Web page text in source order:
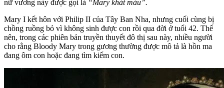
nữ vương này được gọi là “Mary khát máu”.
Mary I kết hôn với Philip II của Tây Ban Nha, nhưng cuối cùng bị
chồng ruồng bỏ vì không sinh được con rồi qua đời ở tuổi 42. Thế
nên, trong các phiên bản truyền thuyết đô thị sau này, nhiều người
cho rằng Bloody Mary trong gương thường được mô tả là hồn ma
đang ôm con hoặc đang tìm kiếm con.